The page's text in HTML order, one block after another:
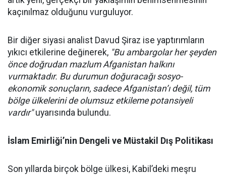
kaçınılmaz olduğunu vurguluyor.
Bir diğer siyasi analist Davud Şiraz ise yaptırımların
yıkıcı etkilerine değinerek, "Bu ambargolar her şeyden
önce doğrudan mazlum Afganistan halkını
vurmaktadır. Bu durumun doğuracağı sosyo-
ekonomik sonuçların, sadece Afganistan’ı değil, tüm
bölge ülkelerini de olumsuz etkileme potansiyeli
vardır"uyarısında bulundu.
İslam Emirliği’nin Dengeli ve Müstakil Dış Politikası
Son yıllarda birçok bölge ülkesi, Kabil’deki meşru